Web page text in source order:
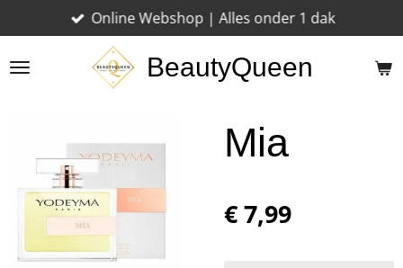
direct
naar
BeautyQueen
Online Webshop | Alles onder 1 dak
Mia
€ 7,99